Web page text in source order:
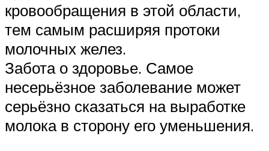
кровообращения в этой области,
тем самым расширяя протоки
молочных желез.
Забота о здоровье. Самое
несерьёзное заболевание может
серьёзно сказаться на выработке
молока в сторону его уменьшения.